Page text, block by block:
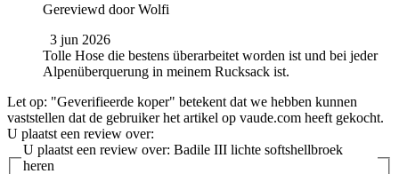
Gereviewd doorWolfi
3 jun 2026
Tolle Hose die bestens überarbeitet worden ist und bei jeder
Alpenüberquerung in meinem Rucksack ist.
Let op: "Geverifieerde koper" betekent dat we hebben kunnen
vaststellen dat de gebruiker het artikel op vaude.com heeft gekocht.
U plaatst een review over:
U plaatst een review over: Badile III lichte softshellbroek
heren